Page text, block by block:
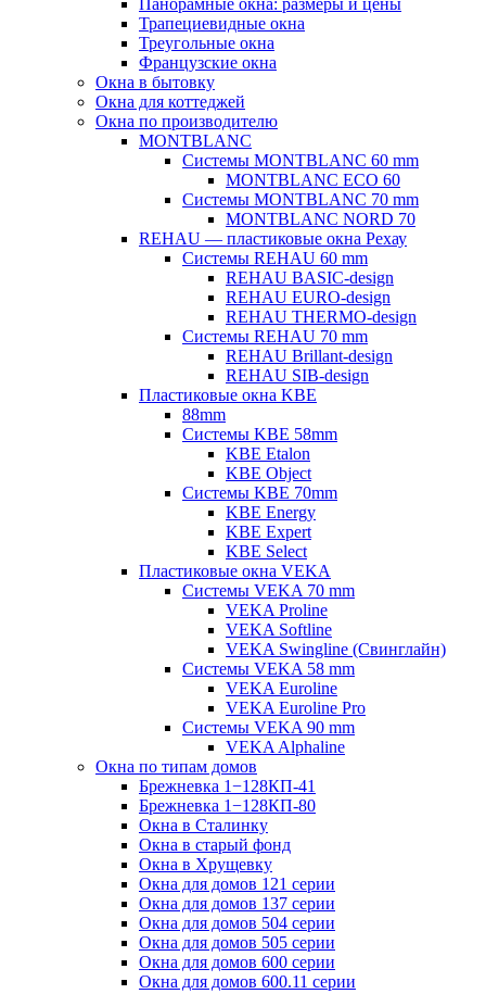
Панорамные окна: размеры и цены
Трапециевидные окна
Треугольные окна
Французские окна
Окна в бытовку
Окна для коттеджей
Окна по производителю
MONTBLANC
Системы MONTBLANC 60 mm
MONTBLANC ECO 60
Системы MONTBLANC 70 mm
MONTBLANC NORD 70
REHAU — пластиковые окна Рехау
Системы REHAU 60 mm
REHAU BASIC-design
REHAU EURO-design
REHAU THERMO-design
Системы REHAU 70 mm
REHAU Brillant-design
REHAU SIB-design
Пластиковые окна KBE
88mm
Системы KBE 58mm
KBE Etalon
KBE Object
Системы KBE 70mm
KBE Energy
KBE Expert
KBE Select
Пластиковые окна VEKA
Cистемы VEKA 70 mm
VEKA Proline
VEKA Softline
VEKA Swingline (Свинглайн)
Системы VEKA 58 mm
VEKA Euroline
VEKA Euroline Pro
Системы VEKA 90 mm
VEKA Alphaline
Окна по типам домов
Брежневка 1−128КП-41
Брежневка 1−128КП-80
Окна в Сталинку
Окна в старый фонд
Окна в Хрущевку
Окна для домов 121 серии
Окна для домов 137 серии
Окна для домов 504 серии
Окна для домов 505 серии
Окна для домов 600 серии
Окна для домов 600.11 серии